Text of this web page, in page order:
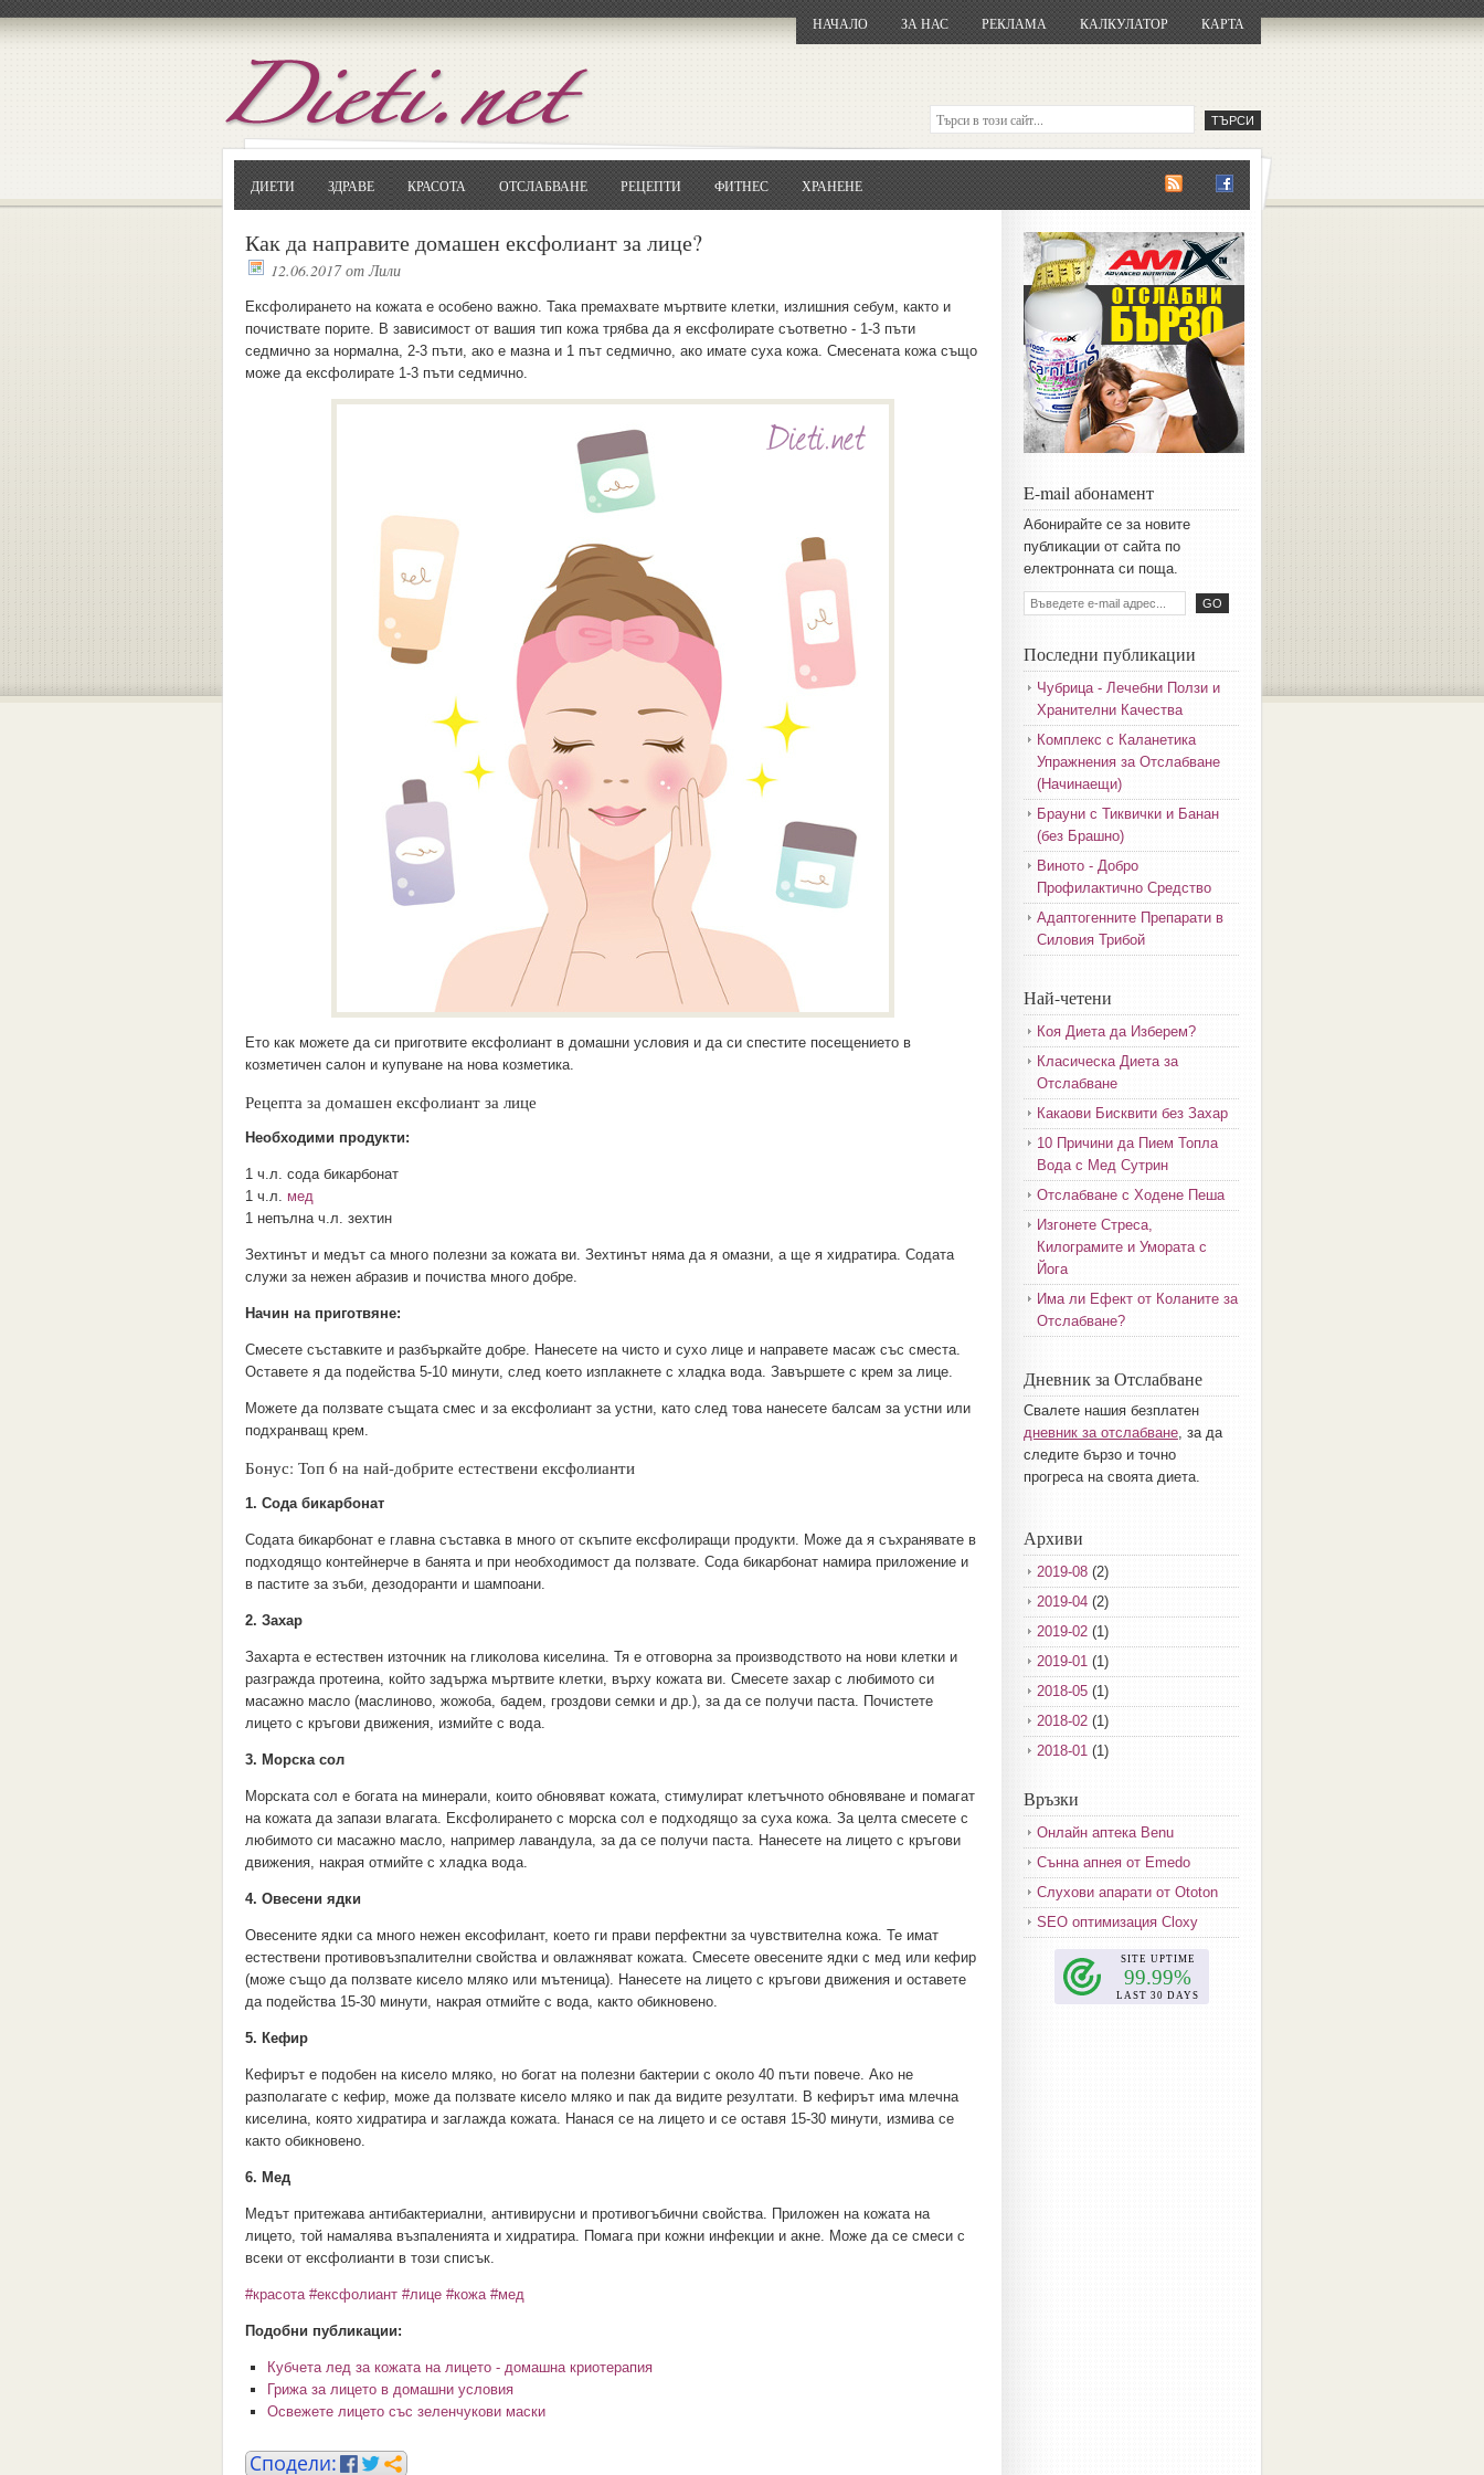
НАЧАЛО ЗА НАС РЕКЛАМА КАЛКУЛАТОР КАРТА
ДИЕТИ ЗДРАВЕ КРАСОТА ОТСЛАБВАНЕ РЕЦЕПТИ ФИТНЕС ХРАНЕНЕ
Как да направите домашен ексфолиант за лице?
12.06.2017отЛили
Ексфолирането на кожата е особено важно. Така премахвате мъртвите клетки, излишния себум, както и
почиствате порите. В зависимост от вашия тип кожа трябва да я ексфолирате съответно - 1-3 пъти
седмично за нормална, 2-3 пъти, ако е мазна и 1 път седмично, ако имате суха кожа. Смесената кожа също
може да ексфолирате 1-3 пъти седмично.
Ето как можете да си приготвите ексфолиант в домашни условия и да си спестите посещението в
козметичен салон и купуване на нова козметика.
Рецепта за домашен ексфолиант за лице
Необходими продукти:
1 ч.л. сода бикарбонат
1 ч.л. мед
1 непълна ч.л. зехтин
Зехтинът и медът са много полезни за кожата ви. Зехтинът няма да я омазни, а ще я хидратира. Содата
служи за нежен абразив и почиства много добре.
Начин на приготвяне:
Смесете съставките и разбъркайте добре. Нанесете на чисто и сухо лице и направете масаж със сместа.
Оставете я да подейства 5-10 минути, след което изплакнете с хладка вода. Завършете с крем за лице.
Можете да ползвате същата смес и за ексфолиант за устни, като след това нанесете балсам за устни или
подхранващ крем.
Бонус: Топ 6 на най-добрите естествени ексфолианти
1. Сода бикарбонат
Содата бикарбонат е главна съставка в много от скъпите ексфолиращи продукти. Може да я съхранявате в
подходящо контейнерче в банята и при необходимост да ползвате. Сода бикарбонат намира приложение и
в пастите за зъби, дезодоранти и шампоани.
2. Захар
Захарта е естествен източник на гликолова киселина. Тя е отговорна за производството на нови клетки и
разгражда протеина, който задържа мъртвите клетки, върху кожата ви. Смесете захар с любимото си
масажно масло (маслиново, жожоба, бадем, гроздови семки и др.), за да се получи паста. Почистете
лицето с кръгови движения, измийте с вода.
3. Морска сол
Морската сол е богата на минерали, които обновяват кожата, стимулират клетъчното обновяване и помагат
на кожата да запази влагата. Ексфолирането с морска сол е подходящо за суха кожа. За целта смесете с
любимото си масажно масло, например лавандула, за да се получи паста. Нанесете на лицето с кръгови
движения, накрая отмийте с хладка вода.
4. Овесени ядки
Овесените ядки са много нежен ексофилант, което ги прави перфектни за чувствителна кожа. Те имат
естествени противовъзпалителни свойства и овлажняват кожата. Смесете овесените ядки с мед или кефир
(може също да ползвате кисело мляко или мътеница). Нанесете на лицето с кръгови движения и оставете
да подейства 15-30 минути, накрая отмийте с вода, както обикновено.
5. Кефир
Кефирът е подобен на кисело мляко, но богат на полезни бактерии с около 40 пъти повече. Ако не
разполагате с кефир, може да ползвате кисело мляко и пак да видите резултати. В кефирът има млечна
киселина, която хидратира и заглажда кожата. Нанася се на лицето и се оставя 15-30 минути, измива се
както обикновено.
6. Мед
Медът притежава антибактериални, антивирусни и противогъбични свойства. Приложен на кожата на
лицето, той намалява възпаленията и хидратира. Помага при кожни инфекции и акне. Може да се смеси с
всеки от ексфолианти в този списък.
#красота #ексфолиант #лице #кожа #мед
Подобни публикации:
Кубчета лед за кожата на лицето - домашна криотерапия
Грижа за лицето в домашни условия
Освежете лицето със зеленчукови маски
E-mail абонамент
Aбoниpaйтe ce зa нoвитe
пyбликaции oт caйтa пo
eлeктpoннaтa cи пoщa.
Последни публикации
Чубрица - Лечебни Ползи и
Хранителни Качества
Комплекс с Каланетика
Упражнения за Отслабване
(Начинаещи)
Брауни с Тиквички и Банан
(без Брашно)
Виното - Добро
Профилактично Средство
Адаптогенните Препарати в
Силовия Трибой
Най-четени
Коя Диета да Изберем?
Класическа Диета за
Отслабване
Какаови Бисквити без Захар
10 Причини да Пием Топла
Вода с Мед Сутрин
Отслабване с Ходене Пеша
Изгонете Стреса,
Килограмите и Умората с
Йога
Има ли Ефект от Коланите за
Отслабване?
Дневник за Отслабване
Свалете нашия безплатен
дневник за отслабване, за да
следите бързо и точно
прогреса на своята диета.
ОтворетеGoogle.bg
Кликнете на първия резултат
... и я въведете в полето:
Сваляне
Архиви
2019-08 (2)
2019-04 (2)
2019-02 (1)
2019-01 (1)
2018-05 (1)
2018-02 (1)
2018-01 (1)
2017-11
2017-10 (3)
2017-08(3)
2017-07(1)
2017-06(2)
2017-05(4)
2017-04(4)
Връзки
Онлайн аптека Benu
Сънна апнея от Emedo
Слухови апарати от Ototon
SEO оптимизация Cloxy